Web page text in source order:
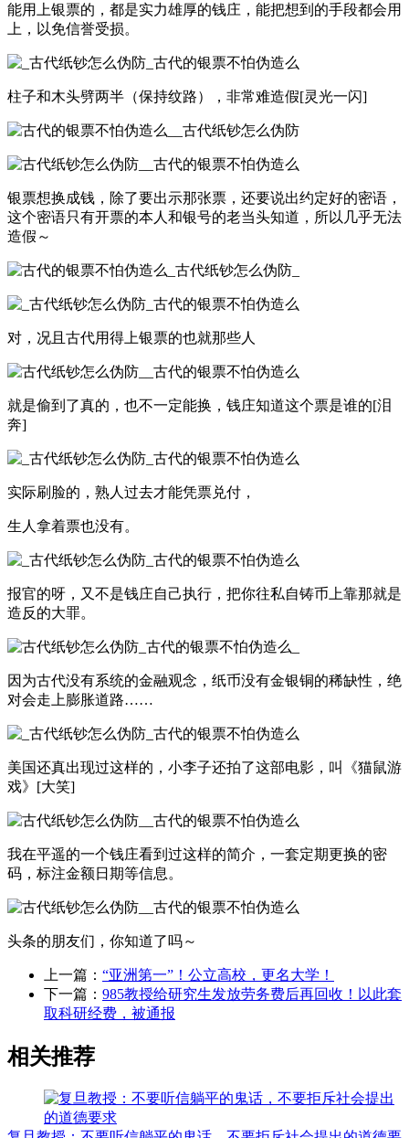
能用上银票的，都是实力雄厚的钱庄，能把想到的手段都会用
上，以免信誉受损。
柱子和木头劈两半（保持纹路），非常难造假[灵光一闪]
银票想换成钱，除了要出示那张票，还要说出约定好的密语，
这个密语只有开票的本人和银号的老当头知道，所以几乎无法
造假～
对，况且古代用得上银票的也就那些人
就是偷到了真的，也不一定能换，钱庄知道这个票是谁的[泪
奔]
实际刷脸的，熟人过去才能凭票兑付，
生人拿着票也没有。
报官的呀，又不是钱庄自己执行，把你往私自铸币上靠那就是
造反的大罪。
因为古代没有系统的金融观念，纸币没有金银铜的稀缺性，绝
对会走上膨胀道路……
美国还真出现过这样的，小李子还拍了这部电影，叫《猫鼠游
戏》[大笑]
我在平遥的一个钱庄看到过这样的简介，一套定期更换的密
码，标注金额日期等信息。
头条的朋友们，你知道了吗～
上一篇： “亚洲第一”！公立高校，更名大学！
下一篇： 985教授给研究生发放劳务费后再回收！以此套
取科研经费，被通报
相关推荐